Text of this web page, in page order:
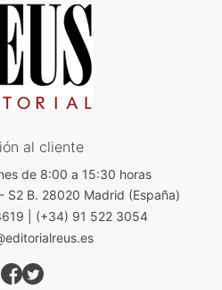
al cliente
de 8:00 a 15:30 horas
S2 B. 28020 Madrid (España)
(+34) 91 522 3054